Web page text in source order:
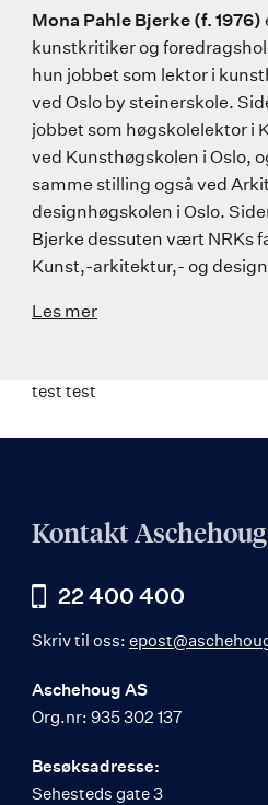
Mona Pahle Bjerke (f. 1976)
kunstkritiker og
hun jobbet som lektor i
ved Oslo by steinerskole.
jobbet som høgskolelektor i
ved Kunsthøgskolen i Oslo,
samme stilling også ved
designhøgskolen i Oslo.
Bjerke dessuten vært NRKs
Kunst,-arkitektur,- og
Les mer
test test
Kontakt Aschehoug
22 400 400
Skriv til oss:
Aschehoug AS
Org.nr: 935 302 137
Besøksadresse:
Sehesteds gate 3